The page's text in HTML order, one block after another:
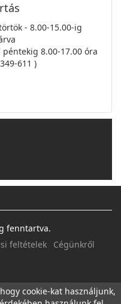
- 8.00-15.00-ig
8.00-17.00 óra
611 )
fenntartva.
feltételek
Cégünkről
E-MAIL
cookie-kat használjunk,